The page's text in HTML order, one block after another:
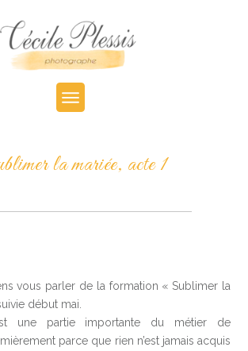
la mariée, acte 1
vous parler de la formation « Sublimer la
début mai.
une partie importante du métier de
parce que rien n’est jamais acquis